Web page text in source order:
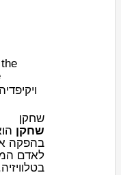
שחקן
שחקן
בהפקה
לאדם
בטלוויזיה